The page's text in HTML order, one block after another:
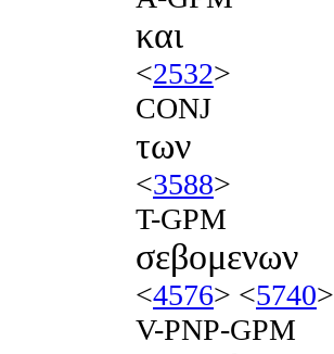
και
<2532>
CONJ
των
<3588>
T-GPM
σεβομενων
<4576> <5740>
V-PNP-GPM